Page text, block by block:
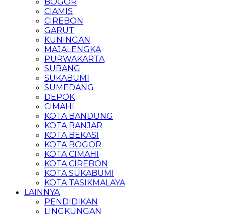
CIAMIS
CIREBON
GARUT
KUNINGAN
MAJALENGKA
PURWAKARTA
SUBANG
SUKABUMI
SUMEDANG
DEPOK
CIMAHI
KOTA BANDUNG
KOTA BANJAR
KOTA BEKASI
KOTA BOGOR
KOTA CIMAHI
KOTA CIREBON
KOTA SUKABUMI
KOTA TASIKMALAYA
LAINNYA
PENDIDIKAN
LINGKUNGAN